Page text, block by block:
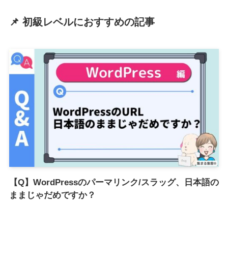
📌 初級レベルにおすすめの記事
【Q】WordPressのパーマリンク/スラッグ、日本語の
ままじゃだめですか？